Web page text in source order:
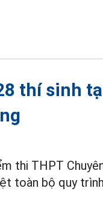
thí sinh
thi THPT
toàn bộ quy